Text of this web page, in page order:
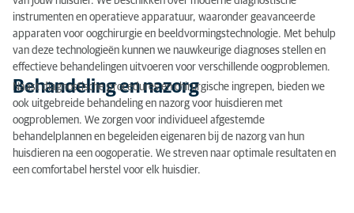
instrumenten en operatieve apparatuur, waaronder geavanceerde
apparaten voor oogchirurgie en beeldvormingstechnologie. Met behulp
van deze technologieën kunnen we nauwkeurige diagnoses stellen en
effectieve behandelingen uitvoeren voor verschillende oogproblemen.
Behandeling en nazorg
Naast diagnostische procedures en chirurgische ingrepen, bieden we
ook uitgebreide behandeling en nazorg voor huisdieren met
oogproblemen. We zorgen voor individueel afgestemde
behandelplannen en begeleiden eigenaren bij de nazorg van hun
huisdieren na een oogoperatie. We streven naar optimale resultaten en
een comfortabel herstel voor elk huisdier.